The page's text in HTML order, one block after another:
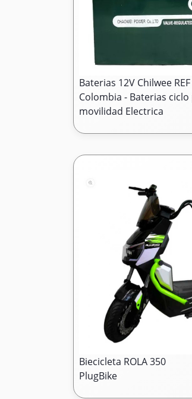
Baterias 12V Chilwee
Colombia - Baterias
movilidad Electrica
Biecicleta ROLA 350
PlugBike